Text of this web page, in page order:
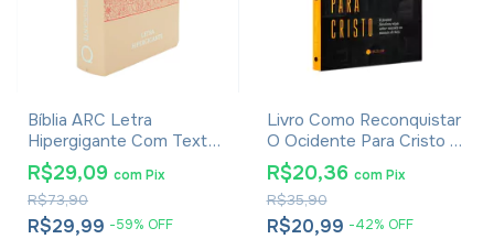
Bíblia ARC Letra
Hipergigante Com Textos
Coloridos, Harpa E
Corinhos - Capa Luxo
Rose
R$29,99 -59% OFF
R$73,90
R$29,09 comPix
Livro Como Reconquistar
O Ocidente Para Cristo -
Timothy Keller
R$20,99 -42% OFF
R$35,90
R$20,36 com Pix